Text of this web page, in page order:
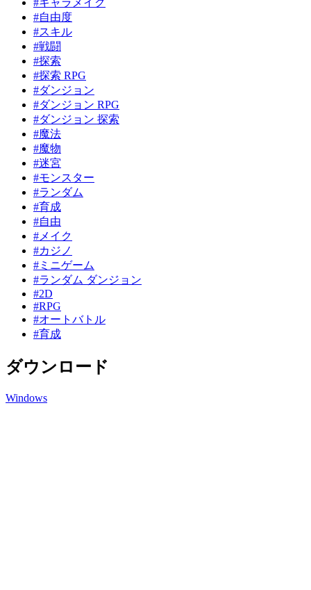
#自由度
#スキル
#戦闘
#探索
#探索 RPG
#ダンジョン
#ダンジョン RPG
#ダンジョン 探索
#魔法
#魔物
#迷宮
#モンスター
#ランダム
#育成
#自由
#メイク
#カジノ
#ミニゲーム
#ランダム ダンジョン
#2D
#RPG
#オートバトル
#育成
ダウンロード
Windows